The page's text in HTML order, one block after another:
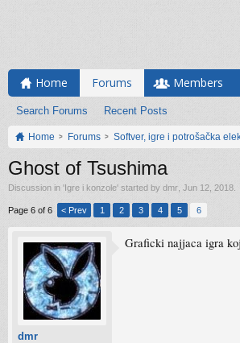
Home Forums
Search Forums Recent Posts
Members
Home Forums Softver, igre i potrošačka
Ghost of Tsushima
Discussion in 'Igre i konzole' started by dmr Jun 12, 2018
Page 6 of 6 < Prev 1 2 3 4 5 6
dmr
Graficki najjaca igra